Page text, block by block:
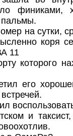
финиками,
пальмы.
на сутки,
коря
11
которого
его
и